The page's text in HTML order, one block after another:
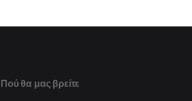
Πού θα μας βρείτε